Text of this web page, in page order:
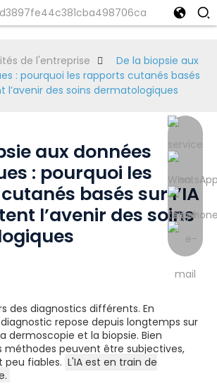
de l'entreprise
De la biopsie aux
: pourquoi les rapports cutanés basés
l’avenir des soins dermatologiques
aux données
: pourquoi les
basés sur l’IA
l’avenir des soins
des diagnostics différents. En
repose depuis longtemps sur
dermoscopie et la biopsie. Bien
méthodes peuvent être subjectives,
peu fiables. L'IA est en train de